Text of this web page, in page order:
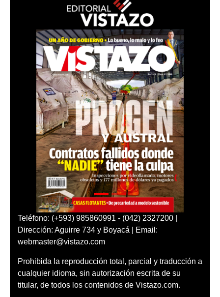
Teléfono: (+593) 985860991 - (042) 2327200 |
Dirección: Aguirre 734 y Boyacá | Email:
webmaster@vistazo.com
Prohibida la reproducción total, parcial y traducción a
cualquier idioma, sin autorización escrita de su
titular, de todos los contenidos de Vistazo.com.